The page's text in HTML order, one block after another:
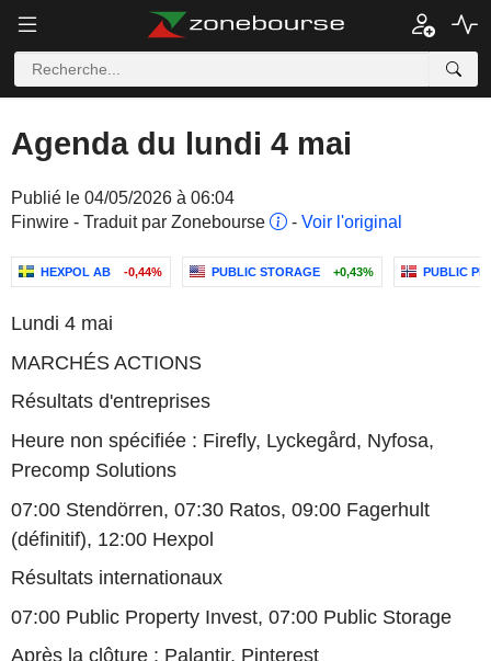
Agenda du lundi 4 mai
Publié le 04/05/2026 à 06:04
Finwire - Traduit par Zonebourse
- Voir l'original
HEXPOL AB -0,44% PUBLIC STORAGE +0,43% PUBLIC
Lundi 4 mai
MARCHÉS ACTIONS
Résultats d'entreprises
Heure non spécifiée : Firefly, Lyckegård, Nyfosa,
Precomp Solutions
07:00 Stendörren, 07:30 Ratos, 09:00 Fagerhult
(définitif), 12:00 Hexpol
Résultats internationaux
07:00 Public Property Invest, 07:00 Public Storage
Après la clôture : Palantir, Pinterest